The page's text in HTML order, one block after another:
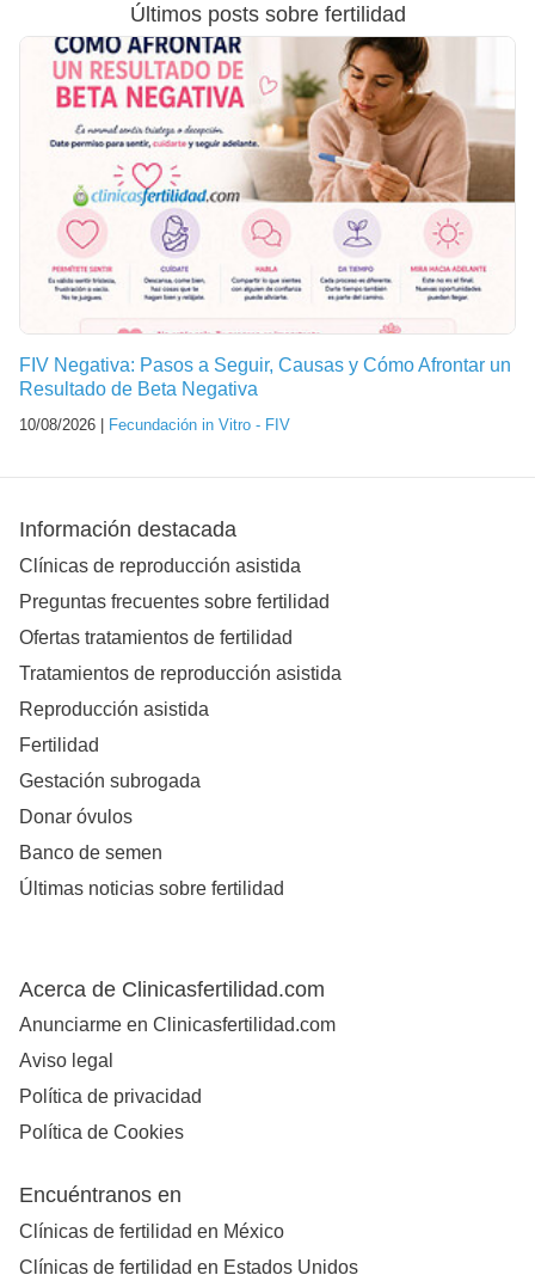
Últimos posts sobre fertilidad
FIV Negativa: Pasos a Seguir, Causas y Cómo Afrontar un
Resultado de Beta Negativa
10/08/2026 | Fecundación in Vitro - FIV
Información destacada
Clínicas de reproducción asistida
Preguntas frecuentes sobre fertilidad
Ofertas tratamientos de fertilidad
Tratamientos de reproducción asistida
Reproducción asistida
Fertilidad
Gestación subrogada
Donar óvulos
Banco de semen
Últimas noticias sobre fertilidad
Acerca de Clinicasfertilidad.com
Anunciarme en Clinicasfertilidad.com
Aviso legal
Política de privacidad
Política de Cookies
Encuéntranos en
Clínicas de fertilidad en México
Clínicas de fertilidad en Estados Unidos